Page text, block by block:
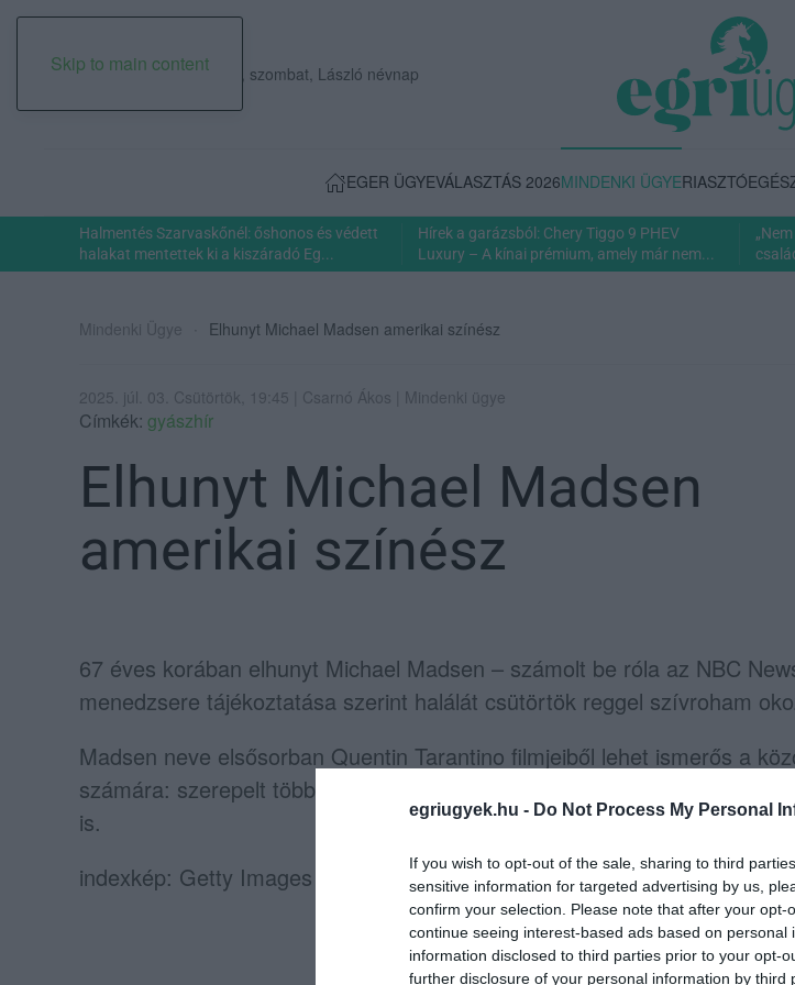
egriugyek.hu - Do Not Process My Personal
If you wish to opt-out of the sale, sharing to third
sensitive information for targeted advertising by us,
confirm your selection. Please note that after your
continue seeing interest-based ads based on
information disclosed to third parties prior to your opt-
further disclosure of your personal information by third
Skip to main content
2026. augusztus 08., szombat, László névnap
EGER ÜGYEVÁLASZTÁS 2026MINDENKI ÜGYERIASZTÓ
Halmentés Szarvaskőnél: őshonos és védett
halakat mentettek ki a kiszáradó Eg...
Hírek a garázsból: Chery Tiggo 9 PHEV
Luxury – A kínai prémium, amely már nem...
Mindenki Ügye Elhunyt Michael Madsen amerikai színész
2025. júl. 03. Csütörtök, 19:45 | Csarnó Ákos | Mindenki ügye
Címkék: gyászhír
Elhunyt Michael Madsen
amerikai színész
67 éves korában elhunyt Michael Madsen – számolt be róla az NBC
menedzsere tájékoztatása szerint halálát csütörtök reggel szívroham
Madsen neve elsősorban Quentin Tarantino filmjeiből lehet ismerős a
számára: szerepelt többek között a
is.
indexkép: Getty Images